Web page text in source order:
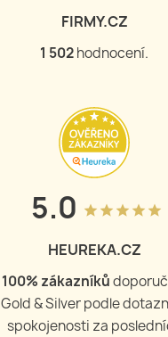
FIRMY.CZ
1 502hodnocení.
5.0 grade grade grade grade grade
HEUREKA.CZ
100% zákazníků
Gold & Silver podle
spokojenosti za